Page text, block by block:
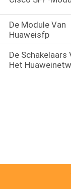
CONTACT
MET
ONS
OP
SITEMAP
De Module Van
Huaweisfp
De Schakelaars
Het